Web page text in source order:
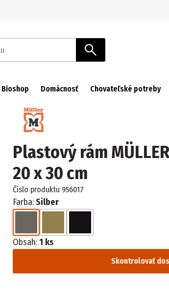
Bioshop Domácnosť Chovateľské potreby
Plastový rám
20 x 30 cm
Číslo produktu 956017
Farba:Silber
Obsah:1 ks
Skontrolovať